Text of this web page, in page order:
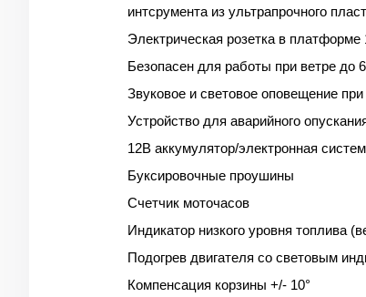
интсрумента из ультрапрочного
Электрическая розетка в
Безопасен для работы при ветре до
Звуковое и световое оповещение при
Устройство для аварийного
12В аккумулятор/электронная
Буксировочные проушины
Счетчик моточасов
Индикатор низкого уровня топлива
Подогрев двигателя со световым
Компенсация корзины +/- 10°